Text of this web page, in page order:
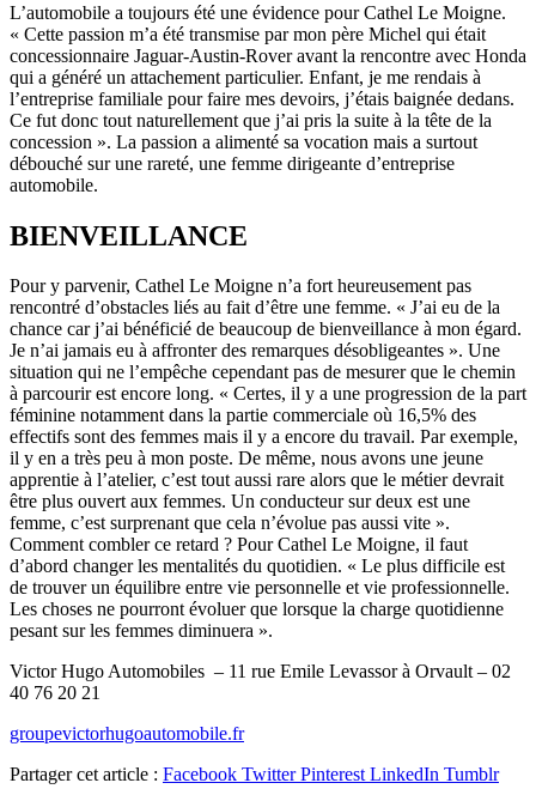
L’automobile a toujours été une évidence pour Cathel Le Moigne.
« Cette passion m’a été transmise par mon père Michel qui était
concessionnaire Jaguar-Austin-Rover avant la rencontre avec Honda
qui a généré un attachement particulier. Enfant, je me rendais à
l’entreprise familiale pour faire mes devoirs, j’étais baignée dedans.
Ce fut donc tout naturellement que j’ai pris la suite à la tête de la
concession ». La passion a alimenté sa vocation mais a surtout
débouché sur une rareté, une femme dirigeante d’entreprise
automobile.
BIENVEILLANCE
Pour y parvenir, Cathel Le Moigne n’a fort heureusement pas
rencontré d’obstacles liés au fait d’être une femme. « J’ai eu de la
chance car j’ai bénéficié de beaucoup de bienveillance à mon égard.
Je n’ai jamais eu à affronter des remarques désobligeantes ». Une
situation qui ne l’empêche cependant pas de mesurer que le chemin
à parcourir est encore long. « Certes, il y a une progression de la part
féminine notamment dans la partie commerciale où 16,5% des
effectifs sont des femmes mais il y a encore du travail. Par exemple,
il y en a très peu à mon poste. De même, nous avons une jeune
apprentie à l’atelier, c’est tout aussi rare alors que le métier devrait
être plus ouvert aux femmes. Un conducteur sur deux est une
femme, c’est surprenant que cela n’évolue pas aussi vite ».
Comment combler ce retard ? Pour Cathel Le Moigne, il faut
d’abord changer les mentalités du quotidien. « Le plus difficile est
de trouver un équilibre entre vie personnelle et vie professionnelle.
Les choses ne pourront évoluer que lorsque la charge quotidienne
pesant sur les femmes diminuera ».
Victor Hugo Automobiles – 11 rue Emile Levassor à Orvault – 02
40 76 20 21
groupevictorhugoautomobile.fr
Partager cet article : Facebook Twitter Pinterest LinkedIn Tumblr